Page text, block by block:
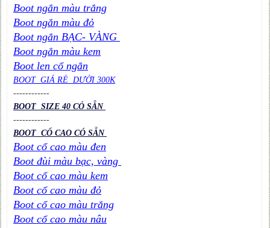
Boot ngắn màu trắng
Boot ngắn màu đỏ
Boot ngắn BẠC- VÀNG
Boot ngắn màu kem
Boot len cổ ngắn
BOOT GIÁ RẺ DƯỚI 300K
------------
BOOT SIZE 40 CÓ SẴN
------------
BOOT CỔ CAO CÓ SẴN
Boot cổ cao màu đen
Boot đùi màu bạc, vàng
Boot cổ cao màu kem
Boot cổ cao màu đỏ
Boot cổ cao màu trắng
Boot cổ cao màu nâu